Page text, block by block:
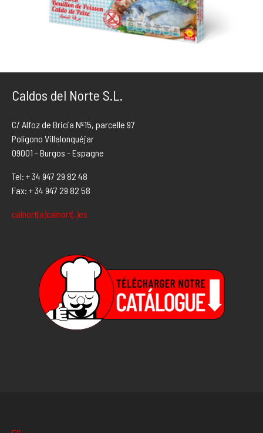
Caldos del Norte S.L.
C/ Alfoz de Bricia Nº15, parcelle 97
Polígono Villalonquéjar
09001 - Burgos - Espagne
Tel: + 34 947 29 82 48
Fax: + 34 947 29 82 58
calnort(a)calnort(.)es